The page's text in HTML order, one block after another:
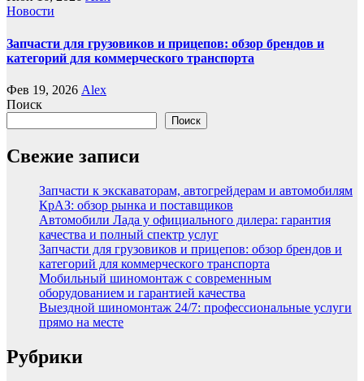
Новости
Запчасти для грузовиков и прицепов: обзор брендов и
категорий для коммерческого транспорта
Фев 19, 2026 Alex
Поиск
Поиск
Свежие записи
Запчасти к экскаваторам, автогрейдерам и автомобилям
КрАЗ: обзор рынка и поставщиков
Автомобили Лада у официального дилера: гарантия
качества и полный спектр услуг
Запчасти для грузовиков и прицепов: обзор брендов и
категорий для коммерческого транспорта
Мобильный шиномонтаж с современным
оборудованием и гарантией качества
Выездной шиномонтаж 24/7: профессиональные услуги
прямо на месте
Рубрики